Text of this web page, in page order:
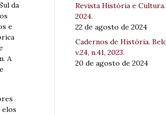
da
e
A
Revista História e Cultura.
2024.
22 de agosto de 2024
Cadernos de História.
v.24, n.41, 2023.
20 de agosto de 2024